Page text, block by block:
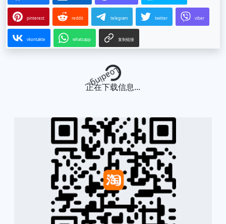
pinterest reddit telegram twitter viber
vkontakte whatsapp 复制链接
Loading...
正在下载信息...